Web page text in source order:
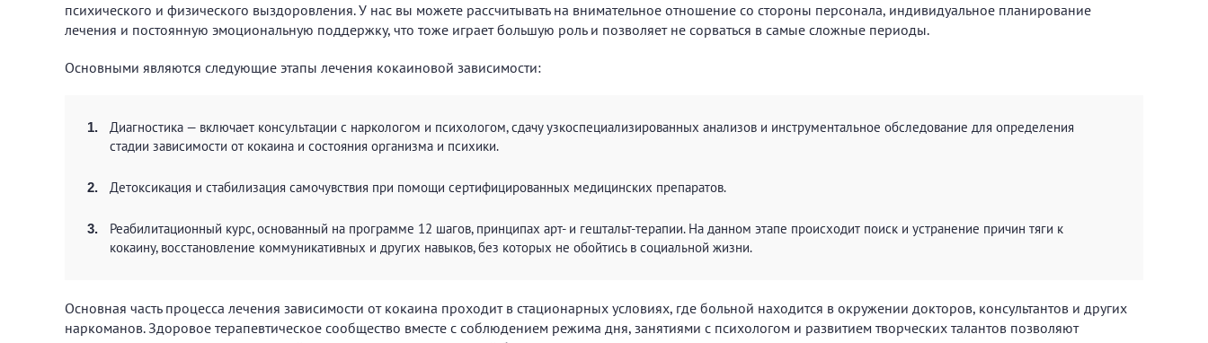
психического и физического выздоровления. У нас вы можете рассчитывать на внимательное отношение со стороны персонала, индивидуальное планирование
лечения и постоянную эмоциональную поддержку, что тоже играет большую роль и позволяет не сорваться в самые сложные периоды.
Основными являются следующие этапы лечения кокаиновой зависимости:
Диагностика — включает консультации с наркологом и психологом, сдачу узкоспециализированных анализов и инструментальное обследование для определения
стадии зависимости от кокаина и состояния организма и психики.
Детоксикация и стабилизация самочувствия при помощи сертифицированных медицинских препаратов.
Реабилитационный курс, основанный на программе 12 шагов, принципах арт- и гештальт-терапии. На данном этапе происходит поиск и устранение причин тяги к
кокаину, восстановление коммуникативных и других навыков, без которых не обойтись в социальной жизни.
Основная часть процесса лечения зависимости от кокаина проходит в стационарных условиях, где больной находится в окружении докторов, консультантов и других
наркоманов. Здоровое терапевтическое сообщество вместе с соблюдением режима дня, занятиями с психологом и развитием творческих талантов позволяют